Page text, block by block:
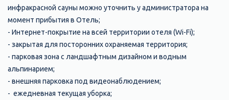
инфракрасной сауны можно уточнить у администратора на
момент прибытия в Отель;
- Интернет-покрытие на всей территории отеля (Wi-Fi);
- закрытая для посторонних охраняемая территория;
- парковая зона с ландшафтным дизайном и водным
альпинарием;
- внешняя парковка под видеонаблюдением;
- ежедневная текущая уборка;